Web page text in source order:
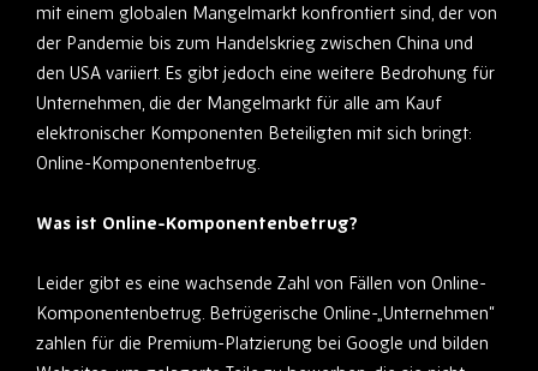
mit einem globalen Mangelmarkt konfrontiert sind, der von
der Pandemie bis zum Handelskrieg zwischen China und
den USA variiert. Es gibt jedoch eine weitere Bedrohung für
Unternehmen, die der Mangelmarkt für alle am Kauf
elektronischer Komponenten Beteiligten mit sich bringt:
Online-Komponentenbetrug.
Was ist Online-Komponentenbetrug?
Leider gibt es eine wachsende Zahl von Fällen von Online-
Komponentenbetrug. Betrügerische Online-„Unternehmen“
zahlen für die Premium-Platzierung bei Google und bilden